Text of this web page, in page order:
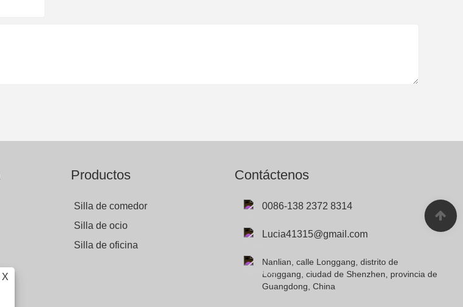
X
Productos
Silla de comedor
Silla de ocio
Silla de oficina
Contáctenos
0086-138 2372 8314
Lucia41315@gmail.com
Nanlian, calle Longgang, distrito de
Longgang, ciudad de Shenzhen, provincia de
Guangdong, China